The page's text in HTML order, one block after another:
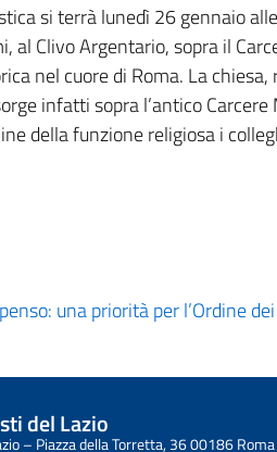
si terrà lunedì 26 gennaio
al Clivo Argentario, sopra il
nel cuore di Roma. La
infatti sopra l’antico
della funzione religiosa i
una priorità per l’Ordine
del Lazio
– Piazza della Torretta, 36 00186